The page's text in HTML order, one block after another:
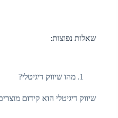
שאלות נפוצות:
מהו שיווק דיגיטלי?
שיווק דיגיטלי הוא קידום